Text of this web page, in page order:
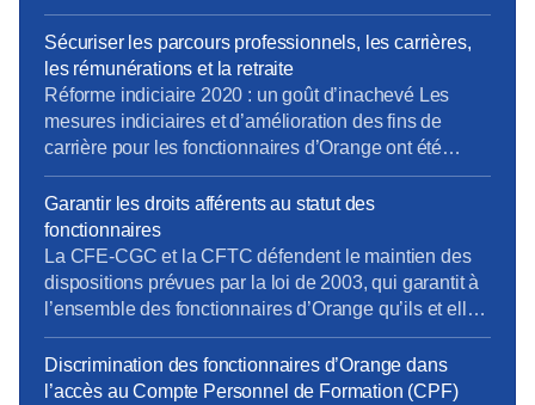
s’appliquent aux fonctionnaires de l’entreprise, avant
validation par le Ministère. La CFE-CGC et la CFTC
dénoncent ce fonctionnement, qui constitue une
atteinte à un principe fondamental du droit : nul ne
devrait être à la […]
Sécuriser les parcours professionnels, les carrières,
les rémunérations et la retraite
Réforme indiciaire 2020 : un goût d’inachevé Les
mesures indiciaires et d’amélioration des fins de
carrière pour les fonctionnaires d’Orange ont été
mises en place en décembre 2020, un an après la
Fonction Publique d’État… et en laissant de côté les
statuts de fonction (IV.3 et au-delà). La CFE-CGC
Orange et la CFTC continuent de se […]
Garantir les droits afférents au statut des
fonctionnaires
La CFE-CGC et la CFTC défendent le maintien des
dispositions prévues par la loi de 2003, qui garantit à
l’ensemble des fonctionnaires d’Orange qu’ils et elles
garderont leur statut jusqu’à la fin de leur activité.
Discrimination des fonctionnaires d’Orange dans
l’accès au Compte Personnel de Formation (CPF)